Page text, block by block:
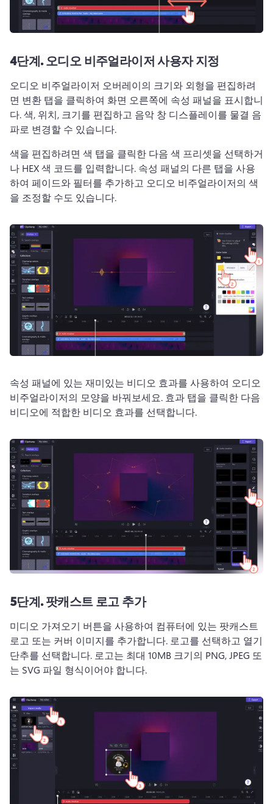
4단계.오디오 비주얼라이저 사용자 지정
오디오 비주얼라이저 오버레이의 크기와 외형을 편집하려
면 변환 탭을 클릭하여 화면 오른쪽에 속성 패널을 표시합니
다. 색, 위치, 크기를 편집하고 음악 창 디스플레이를 물결 음
파로 변경할 수 있습니다.
색을 편집하려면 색 탭을 클릭한 다음 색 프리셋을 선택하거
나 HEX 색 코드를 입력합니다. 속성 패널의 다른 탭을 사용
하여 페이드와 필터를 추가하고 오디오 비주얼라이저의 색
을 조정할 수도 있습니다.
속성 패널에 있는 재미있는 비디오 효과를 사용하여 오디오
비주얼라이저의 모양을 바꿔보세요. 효과 탭을 클릭한 다음
비디오에 적합한 비디오 효과를 선택합니다.
5단계.팟캐스트 로고 추가
미디오 가져오기 버튼을 사용하여 컴퓨터에 있는 팟캐스트
로고 또는 커버 이미지를 추가합니다. 로고를 선택하고 열기
단추를 선택합니다. 로고는 최대 10MB 크기의 PNG, JPEG 또
는 SVG 파일 형식이어야 합니다.